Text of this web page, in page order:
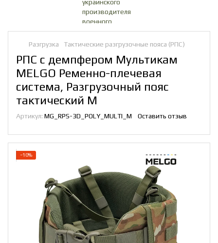
Разгрузка Тактические разгрузочные пояса (РПС)
РПС с демпфером Мультикам
MELGO Ременно-плечевая
система, Разгрузочный пояс
тактический M
Артикул: MG_RPS-3D_POLY_MULTI_M Оставить отзыв
−10%